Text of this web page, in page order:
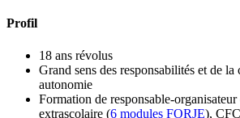
Profil
18 ans révolus
Grand sens des responsabilités et de
autonomie
Formation de responsable-organisateur
extrascolaire (6 modules FORJE),